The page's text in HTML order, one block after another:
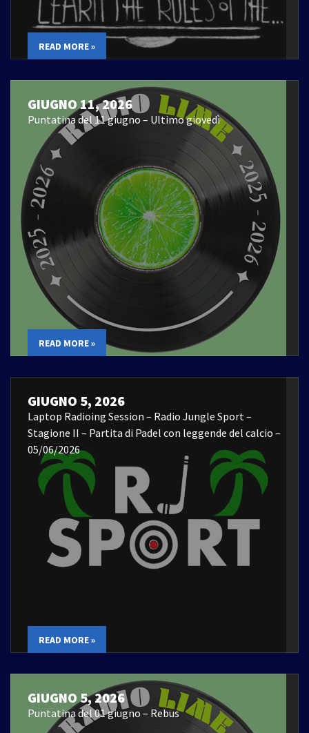
READ MORE »
GIUGNO 11, 2026
Puntatina del 11 giugno – Ultimo giovedì
READ MORE »
GIUGNO 5, 2026
Laptop Radioing Session – Radio Jungle Sport –
Stagione II – Partita di Padel con leggende del calcio –
05/06/2026
READ MORE »
GIUGNO 5, 2026
Puntatina del 01 giugno – Rebus